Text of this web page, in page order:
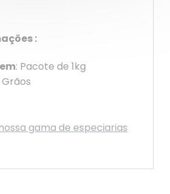
:
: Pacote de 1kg
Grãos
gama de especiarias